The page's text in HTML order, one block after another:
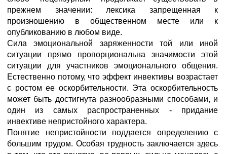
прежнем значении: лексика запрещенная к
произношению в общественном месте или к
опубликованию в любом виде.
Сила эмоциональной заряженности той или иной
ситуации прямо пропорциональна значимости этой
ситуации для участников эмоционального общения.
Естественно потому, что эффект инвективы возрастает
с ростом ее оскорбительности. Эта оскорбительность
может быть достигнута разнообразными способами, и
один из самых распространенных - придание
инвективе непристойного характера.
Понятие непристойности поддается определению с
большим трудом. Особая трудность заключается здесь